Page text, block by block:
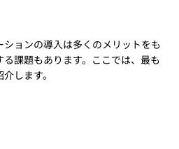
ョンの導入は多くのメリットをも
課題もあります。ここでは、最も
します。